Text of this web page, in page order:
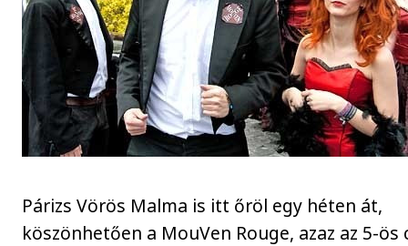
Párizs Vörös Malma is itt őröl egy héten át,
köszönhetően a MouVen Rouge, azaz az 5-ös